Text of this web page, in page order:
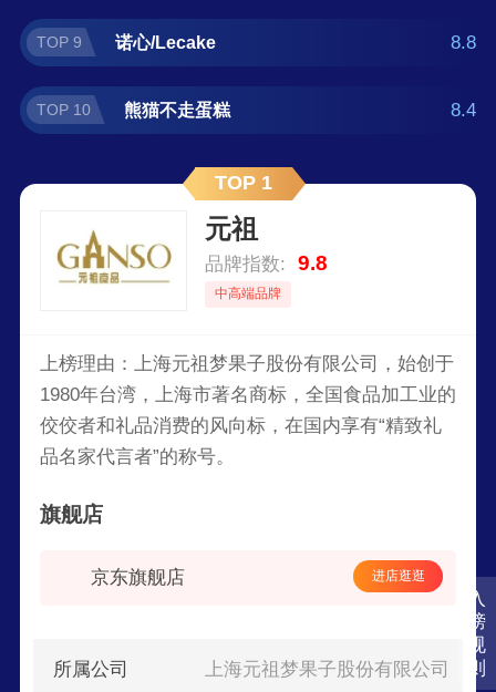
入
榜
规
则
TOP 9 诺心/Lecake 8.8
TOP 10 熊猫不走蛋糕 8.4
TOP 1
元祖
品牌指数: 9.8
中高端品牌
上榜理由：上海元祖梦果子股份有限公司，始创于
1980年台湾，上海市著名商标，全国食品加工业的
佼佼者和礼品消费的风向标，在国内享有“精致礼
品名家代言者”的称号。
旗舰店
京东旗舰店 进店逛逛
所属公司 上海元祖梦果子股份有限公司